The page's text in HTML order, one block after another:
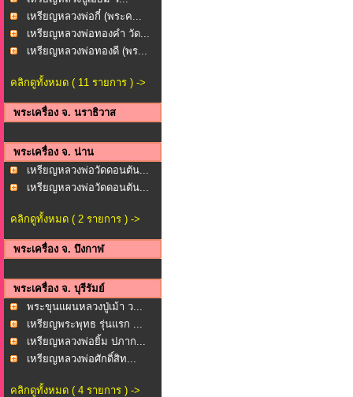
เหรียญหลวงพ่อกี๋ (พระค...
เหรียญหลวงพ่อทองคำ วัด...
เหรียญหลวงพ่อทองดี (พร...
คลิกดูทั้งหมด ( 11 รายการ ) ->
พระเครื่อง จ. นราธิวาส
พระเครื่อง จ. น่าน
เหรียญหลวงพ่อวัดดอนตัน...
เหรียญหลวงพ่อวัดดอนตัน...
คลิกดูทั้งหมด ( 2 รายการ ) ->
พระเครื่อง จ. บึงกาฬ
พระเครื่อง จ. บุรีรัมย์
พระขุนแผนหลวงปู่เม้า ว...
เหรียญพระพุทธ รุ่นแรก ...
เหรียญหลวงพ่อยิ้ม ปภาก...
เหรียญหลวงพ่อศักดิ์สิท...
คลิกดูทั้งหมด ( 4 รายการ ) ->